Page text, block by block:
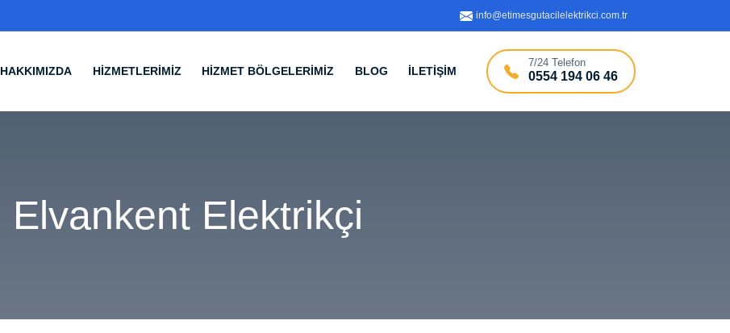
info@etimesgutacilelektrikci.com.tr
HAKKIMIZDA HİZMETLERİMİZ HİZMET BÖLGELERİMİZ BLOG İLETİŞİM
7/24 Telefon
0554 194 06 46
Elvankent Elektrikçi